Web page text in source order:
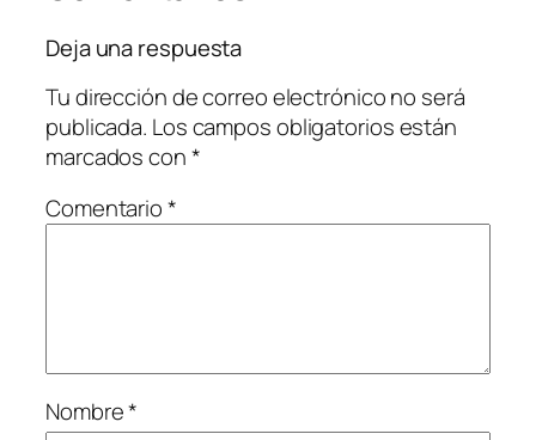
Deja una respuesta
Tu dirección de correo electrónico no será
publicada. Los campos obligatorios están
marcados con*
Comentario*
Nombre*